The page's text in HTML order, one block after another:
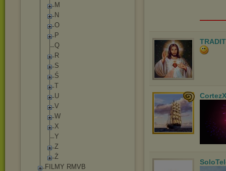
M
N
O
P
Q
R
S
Ś
T
U
V
W
X
Y
Z
Ż
FILMY RMVB
CortezX